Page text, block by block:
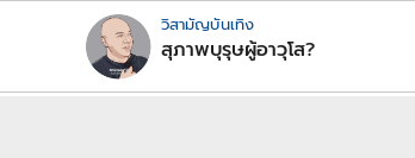
วิสามัญบันเทิง
สุภาพบุรุษผู้อาวุโส?